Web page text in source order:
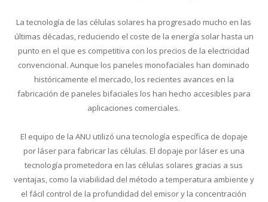
La tecnología de las células solares ha progresado mucho en las
últimas décadas, reduciendo el coste de la energía solar hasta un
punto en el que es competitiva con los precios de la electricidad
convencional. Aunque los paneles monofaciales han dominado
históricamente el mercado, los recientes avances en la
fabricación de paneles bifaciales los han hecho accesibles para
aplicaciones comerciales.
El equipo de la ANU utilizó una tecnología específica de dopaje
por láser para fabricar las células. El dopaje por láser es una
tecnología prometedora en las células solares gracias a sus
ventajas, como la viabilidad del método a temperatura ambiente y
el fácil control de la profundidad del emisor y la concentración